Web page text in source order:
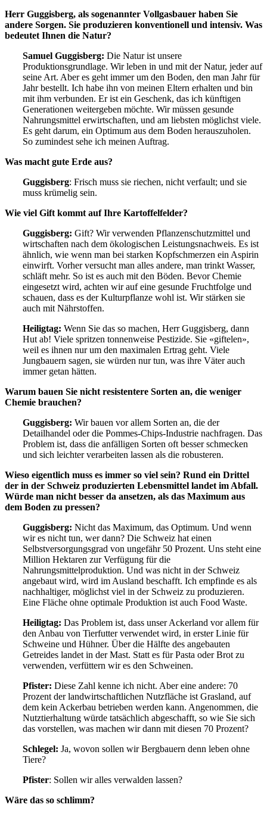
Herr Guggisberg, als sogenannter Vollgasbauer haben Sie
andere Sorgen. Sie produzieren konventionell und intensiv. Was
bedeutet Ihnen die Natur?
Samuel Guggisberg: Die Natur ist unsere
Produktionsgrundlage. Wir leben in und mit der Natur, jeder auf
seine Art. Aber es geht immer um den Boden, den man Jahr für
Jahr bestellt. Ich habe ihn von meinen Eltern erhalten und bin
mit ihm verbunden. Er ist ein Geschenk, das ich künftigen
Generationen weitergeben möchte. Wir müssen gesunde
Nahrungsmittel erwirtschaften, und am liebsten möglichst viele.
Es geht darum, ein Optimum aus dem Boden herauszuholen.
So zumindest sehe ich meinen Auftrag.
Was macht gute Erde aus?
Guggisberg: Frisch muss sie riechen, nicht verfault; und sie
muss krümelig sein.
Wie viel Gift kommt auf Ihre Kartoffelfelder?
Guggisberg: Gift? Wir verwenden Pflanzenschutzmittel und
wirtschaften nach dem ökologischen Leistungsnachweis. Es ist
ähnlich, wie wenn man bei starken Kopfschmerzen ein Aspirin
einwirft. Vorher versucht man alles andere, man trinkt Wasser,
schläft mehr. So ist es auch mit den Böden. Bevor Chemie
eingesetzt wird, achten wir auf eine gesunde Fruchtfolge und
schauen, dass es der Kulturpflanze wohl ist. Wir stärken sie
auch mit Nährstoffen.
Heiligtag: Wenn Sie das so machen, Herr Guggisberg, dann
Hut ab! Viele spritzen tonnenweise Pestizide. Sie «giftelen»,
weil es ihnen nur um den maximalen Ertrag geht. Viele
Jungbauern sagen, sie würden nur tun, was ihre Väter auch
immer getan hätten.
Warum bauen Sie nicht resistentere Sorten an, die weniger
Chemie brauchen?
Guggisberg: Wir bauen vor allem Sorten an, die der
Detailhandel oder die Pommes-Chips-Industrie nachfragen. Das
Problem ist, dass die anfälligen Sorten oft besser schmecken
und sich leichter verarbeiten lassen als die robusteren.
Wieso eigentlich muss es immer so viel sein? Rund ein Drittel
der in der Schweiz produzierten Lebensmittel landet im Abfall.
Würde man nicht besser da ansetzen, als das Maximum aus
dem Boden zu pressen?
Guggisberg: Nicht das Maximum, das Optimum. Und wenn
wir es nicht tun, wer dann? Die Schweiz hat einen
Selbstversorgungsgrad von ungefähr 50 Prozent. Uns steht eine
Million Hektaren zur Verfügung für die
Nahrungsmittelproduktion. Und was nicht in der Schweiz
angebaut wird, wird im Ausland beschafft. Ich empfinde es als
nachhaltiger, möglichst viel in der Schweiz zu produzieren.
Eine Fläche ohne optimale Produktion ist auch Food Waste.
Heiligtag: Das Problem ist, dass unser Ackerland vor allem für
den Anbau von Tierfutter verwendet wird, in erster Linie für
Schweine und Hühner. Über die Hälfte des angebauten
Getreides landet in der Mast. Statt es für Pasta oder Brot zu
verwenden, verfüttern wir es den Schweinen.
Pfister: Diese Zahl kenne ich nicht. Aber eine andere: 70
Prozent der landwirtschaftlichen Nutzfläche ist Grasland, auf
dem kein Ackerbau betrieben werden kann. Angenommen, die
Nutztierhaltung würde tatsächlich abgeschafft, so wie Sie sich
das vorstellen, was machen wir dann mit diesen 70 Prozent?
Schlegel: Ja, wovon sollen wir Bergbauern denn leben ohne
Tiere?
Pfister: Sollen wir alles verwalden lassen?
Wäre das so schlimm?